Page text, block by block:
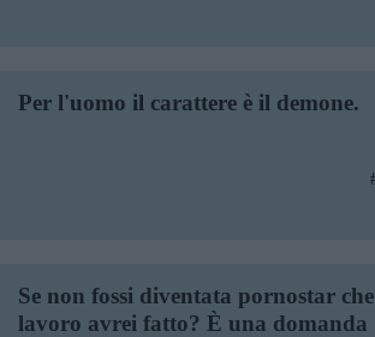
Per l'uomo il carattere è il demone.
Se non fossi diventata pornostar che
lavoro avrei fatto? È una domanda